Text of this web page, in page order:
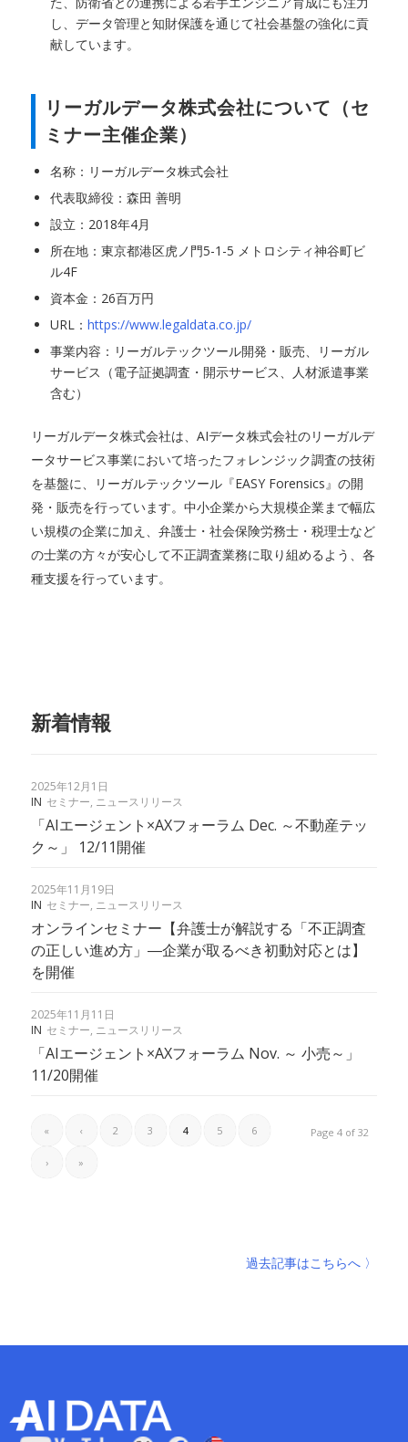
し、データ管理と知財保護を通じて社会基盤の強化に貢
献しています。
リーガルデータ株式会社について（セ
ミナー主催企業）
名称：リーガルデータ株式会社
代表取締役：森田 善明
設立：2018年4月
所在地：東京都港区虎ノ門5-1-5 メトロシティ神谷町ビ
ル4F
資本金：26百万円
URL： https://www.legaldata.co.jp/
事業内容：リーガルテックツール開発・販売、リーガル
サービス（電子証拠調査・開示サービス、人材派遣事業
含む）
リーガルデータ株式会社は、AIデータ株式会社のリーガルデ
ータサービス事業において培ったフォレンジック調査の技術
を基盤に、リーガルテックツール『EASY Forensics』の開
発・販売を行っています。中小企業から大規模企業まで幅広
い規模の企業に加え、弁護士・社会保険労務士・税理士など
の士業の方々が安心して不正調査業務に取り組めるよう、各
種支援を行っています。
新着情報
2025年12月1日
IN セミナー, ニュースリリース
「AIエージェント×AXフォーラム Dec. ～不動産テッ
ク～」 12/11開催
2025年11月19日
IN セミナー, ニュースリリース
オンラインセミナー【弁護士が解説する「不正調査
の正しい進め方」―企業が取るべき初動対応とは】
を開催
2025年11月11日
IN セミナー, ニュースリリース
「AIエージェント×AXフォーラム Nov. ～ 小売～」
11/20開催
Page 4 of 32
« ‹ 2 3 4 5 6
› »
過去記事はこちらへ 〉